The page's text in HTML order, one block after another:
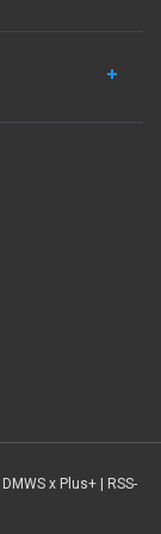
DMWS x Plus+ | RSS-